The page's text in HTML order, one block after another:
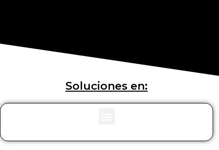
Soluciones en: